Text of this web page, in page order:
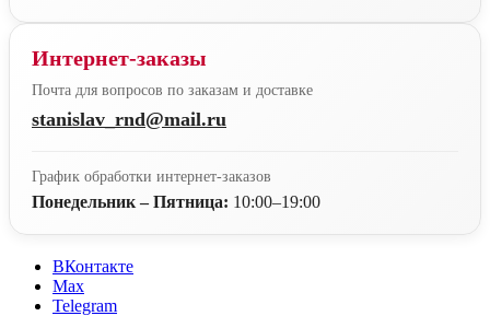
Интернет-заказы
Почта для вопросов по заказам и доставке
stanislav_rnd@mail.ru
График обработки интернет-заказов
Понедельник – Пятница: 10:00–19:00
ВКонтакте
Max
Telegram